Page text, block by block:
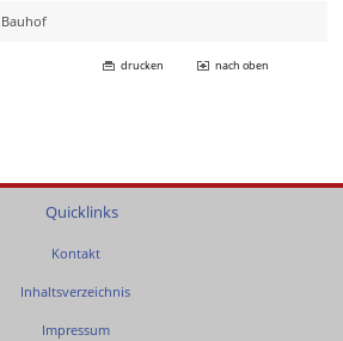
Bauhof
drucken nach oben
Quicklinks
Kontakt
Inhaltsverzeichnis
Impressum